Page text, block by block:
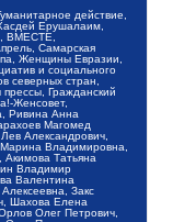
действие,
Ерушалаим,
ВМЕСТЕ,
Самарская
Женщины Евразии,
и социального
северных стран,
Гражданский
Женсовет,
Ривина Анна
Магомед
Александрович,
Владимировна,
Татьяна
Владимир
Валентина
Закс
Шахова Елена
Олег Петрович,